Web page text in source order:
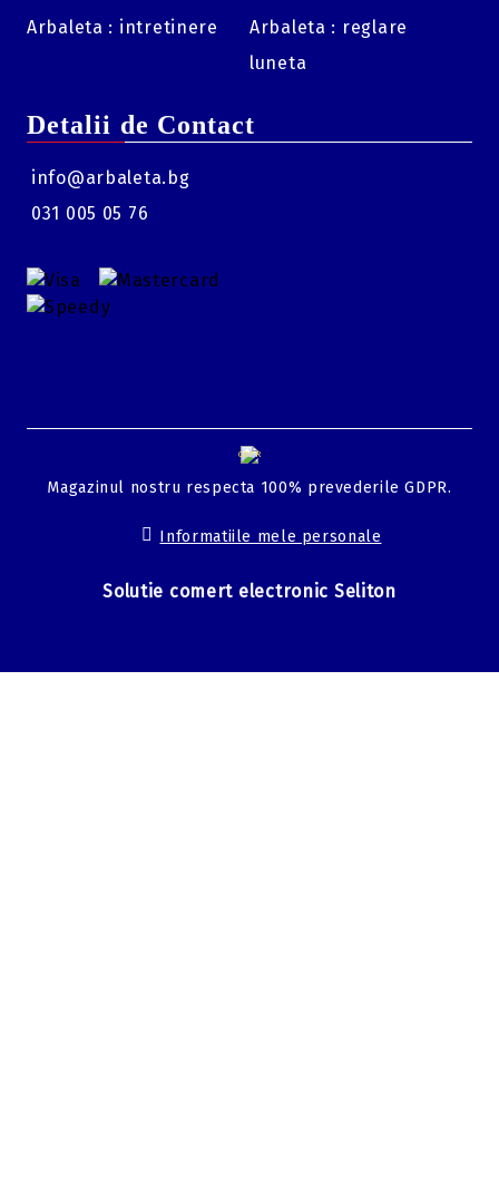
Arbaleta : intretinere
Arbaleta : reglare
luneta
Detalii de Contact
info@arbaleta.bg
031 005 05 76
GDPR
Magazinul nostru respecta 100% prevederile GDPR.
Informatiile mele personale
Solutie comert electronic Seliton